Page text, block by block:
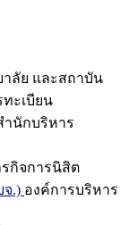
ลัย และสถาบัน
ะเบียน
ำนักบริหาร
กิจการนิสิต
จ.) องค์การบริหาร